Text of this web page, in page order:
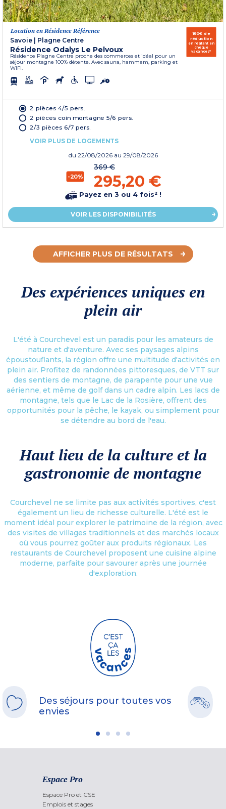
Location en Résidence Référence
Savoie | Plagne Centre
Résidence Odalys Le Pelvoux
Résidence Plagne Centre proche des commerces et idéal pour un
séjour montagne 100% détente. Avec sauna, hammam, parking et
WIFI.
150€ de
réduction
en réglant en
chèque
vacances*
2 pièces 4/5 pers.
2 pièces coin montagne 5/6 pers.
2/3 pièces 6/7 pers.
VOIR PLUS DE LOGEMENTS
du 22/08/2026 au 29/08/2026
-20%
369 €
295,20 €
Payez en 3 ou 4 fois² !
VOIR LES DISPONIBILITÉS
AFFICHER PLUS DE RÉSULTATS
Des expériences uniques en
plein air
L'été à Courchevel est un paradis pour les amateurs de
nature et d'aventure. Avec ses paysages alpins
époustouflants, la région offre une multitude d'activités en
plein air. Profitez de randonnées pittoresques, de VTT sur
des sentiers de montagne, de parapente pour une vue
aérienne, et même de golf dans un cadre alpin. Les lacs de
montagne, tels que le Lac de la Rosière, offrent des
opportunités pour la pêche, le kayak, ou simplement pour
se détendre au bord de l'eau.
Haut lieu de la culture et la
gastronomie de montagne
Courchevel ne se limite pas aux activités sportives, c'est
également un lieu de richesse culturelle. L'été est le
moment idéal pour explorer le patrimoine de la région, avec
des visites de villages traditionnels et des marchés locaux
où vous pourrez goûter aux produits régionaux. Les
restaurants de Courchevel proposent une cuisine alpine
moderne, parfaite pour savourer après une journée
d'exploration.
Des séjours pour toutes vos
envies
Espace Pro
Espace Pro et CSE
Emplois et stages